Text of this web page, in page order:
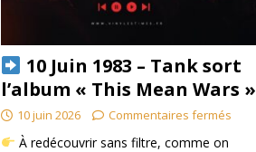
10 Juin 1983 – Tank sort
l’album « This Mean Wars »
10 juin 2026 Commentaires fermés
À redécouvrir sans filtre, comme on